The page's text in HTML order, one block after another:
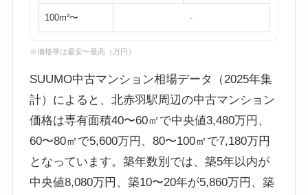
100m²〜 -
※価格帯は最安〜最高（万円）
SUUMO中古マンション相場データ（2025年集
計）によると、北赤羽駅周辺の中古マンション
価格は専有面積40〜60㎡で中央値3,480万円、
60〜80㎡で5,600万円、80〜100㎡で7,180万円
となっています。築年数別では、築5年以内が
中央値8,080万円、築10〜20年が5,860万円、築